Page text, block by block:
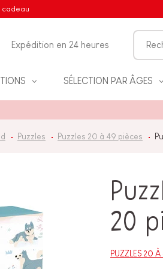
cadeau
Expédition en 24 heures
SÉLECTION PAR ÂGES
Puzzles Puzzles 20 à 49 pièces
20
PUZZLES 20 À